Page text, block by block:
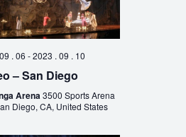
. 06 -2023 . 09 . 10
– San Diego
Arena3500 Sports Arena
Diego, CA, United States